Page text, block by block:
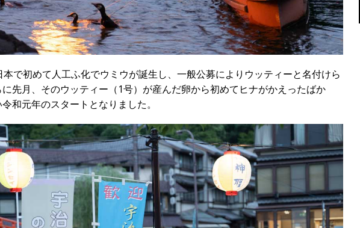
で初めて人工ふ化でウミウが誕生し、一般公募によりウッティーと名付けら
先月、そのウッティー（1号）が産んだ卵から初めてヒナがかえったばか
和元年のスタートとなりました。